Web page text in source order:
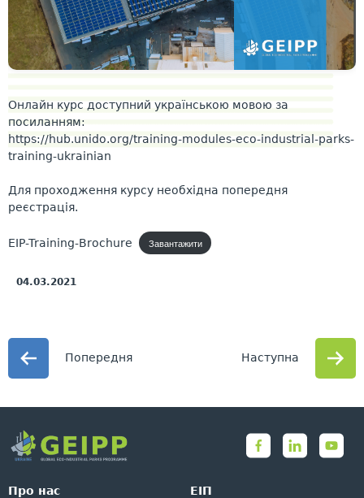
Онлайн курс доступний українською мовою за
посиланням:
https://hub.unido.org/training-modules-eco-industrial-parks-
training-ukrainian
Для проходження курсу необхідна попередня
реєстрація.
EIP-Training-Brochure Завантажити
04.03.2021
Попередня Наступна
Про нас ЕІП